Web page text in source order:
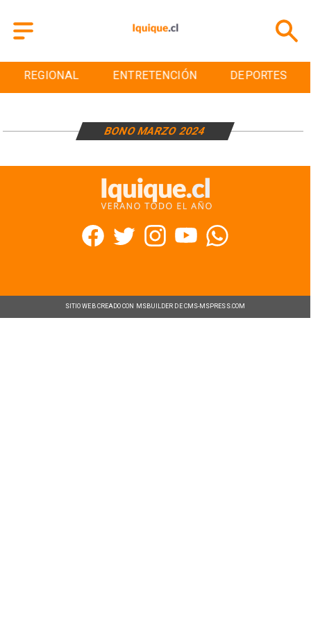
REGIONAL ENTRETENCIÓN DEPORTES
BONO MARZO 2024
SITIO WEB CREADO CON MSBUILDER DE CMS-MSPRESS.COM